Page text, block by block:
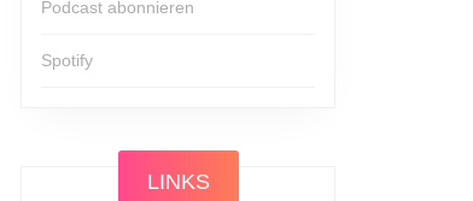
Podcast abonnieren
Spotify
LINKS